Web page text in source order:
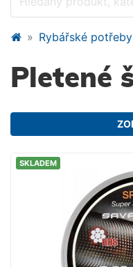
Rybářské potřeby
Pletené
SKLADEM